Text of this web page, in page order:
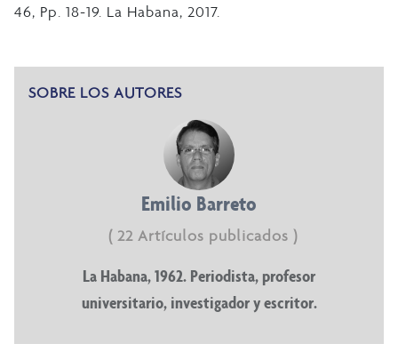
46, Pp. 18-19. La Habana, 2017.
SOBRE LOS AUTORES
Emilio Barreto
( 22 Artículos publicados )
La Habana, 1962. Periodista, profesor
universitario, investigador y escritor.